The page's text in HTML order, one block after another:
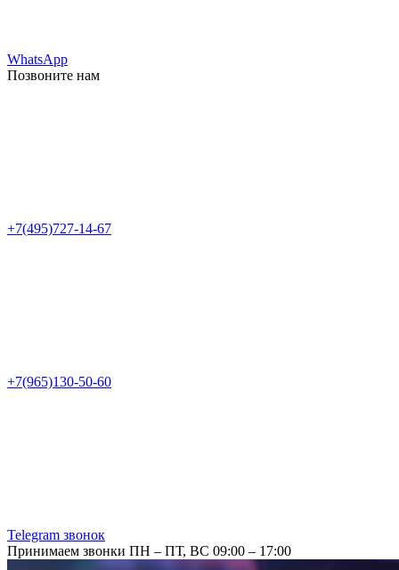
WhatsApp
Позвоните нам
+7(495)727-14-67
+7(965)130-50-60
Telegram звонок
Принимаем звонки ПН – ПТ, ВС 09:00 – 17:00